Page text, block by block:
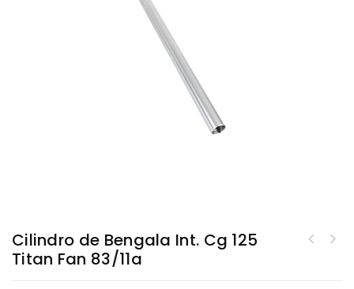
Cilindro de Bengala Int. Cg 125
Titan Fan 83/11a